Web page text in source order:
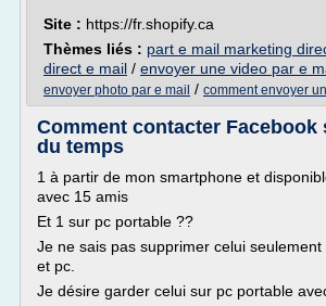
Site : https://fr.shopify.ca
Thèmes liés : part e mail marketing
direct e mail / envoyer une video par e
envoyer photo par e mail / comment envoyer
Comment contacter Facebook
du temps
1 à partir de mon smartphone et
avec 15 amis
Et 1 sur pc portable ??
Je ne sais pas supprimer celui
et pc.
Je désire garder celui sur pc portable